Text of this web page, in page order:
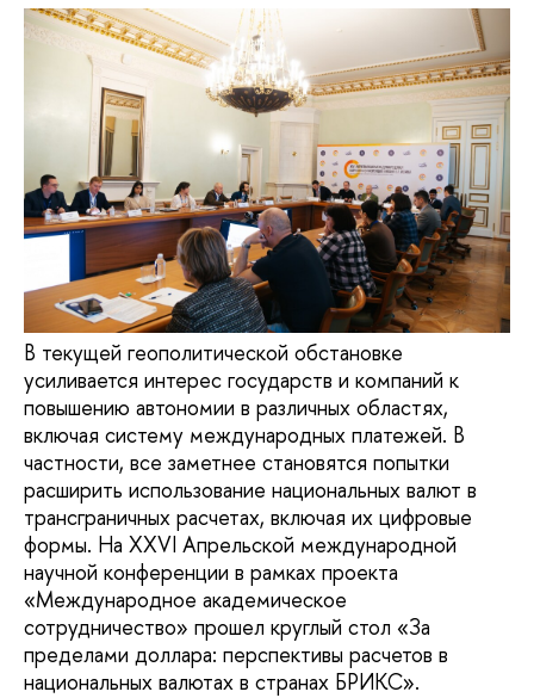
В текущей геополитической обстановке
усиливается интерес государств и компаний к
повышению автономии в различных областях,
включая систему международных платежей. В
частности, все заметнее становятся попытки
расширить использование национальных валют в
трансграничных расчетах, включая их цифровые
формы. На XXVI Апрельской международной
научной конференции в рамках проекта
«Международное академическое
сотрудничество» прошел круглый стол «За
пределами доллара: перспективы расчетов в
национальных валютах в странах БРИКС».